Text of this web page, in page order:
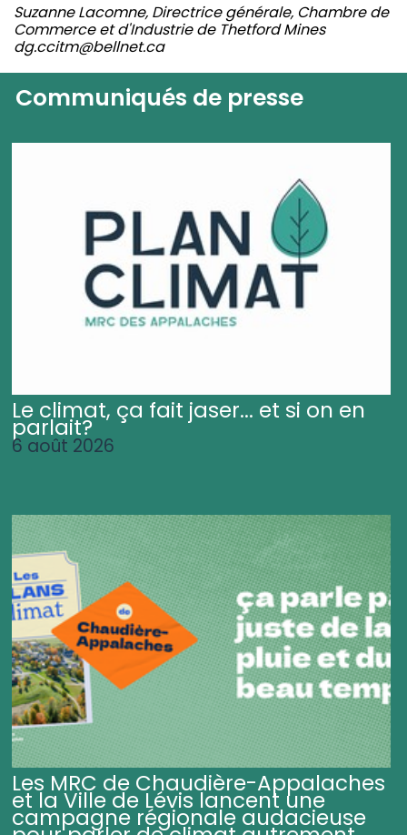
Suzanne Lacomne, Directrice générale, Chambre de
Commerce et d'Industrie de Thetford Mines
dg.ccitm@bellnet.ca
Communiqués de presse
Le climat, ça fait jaser... et si on en
parlait?
6 août 2026
Les MRC de Chaudière-Appalaches
et la Ville de Lévis lancent une
campagne régionale audacieuse